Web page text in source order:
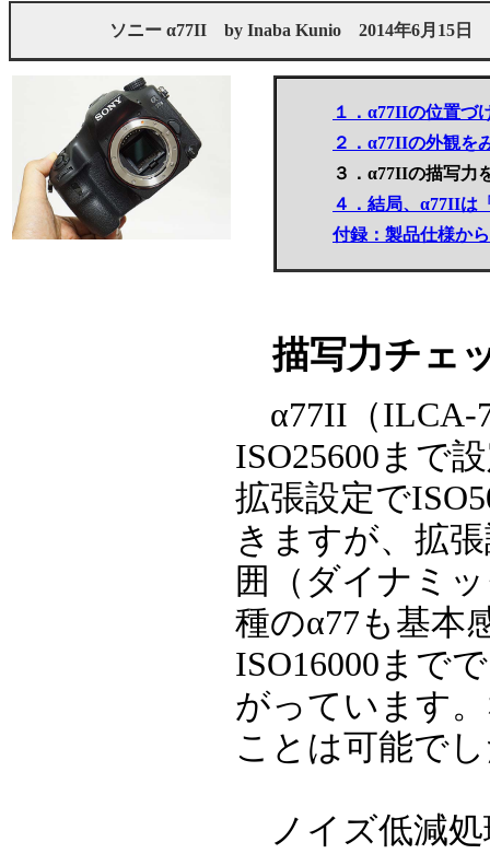
ソニー α77II by Inaba Kunio 2014年6月15日
１．α77IIの位置づ
２．α77IIの外観を
３．α77IIの描写力
４．結局、α77IIは
付録：製品仕様か
描写力チェ
α77II（ILCA-
ISO25600まで
拡張設定で
きますが、拡
囲（ダイナミ
種のα77も基本
ISO16000まで
がっています
ことは可能で
ノイズ低減処